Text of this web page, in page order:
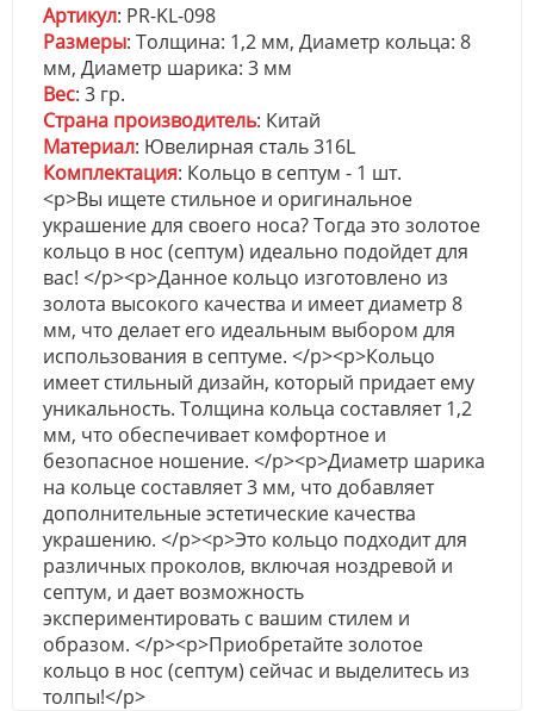
Артикул: PR-KL-098
Размеры: Толщина: 1,2 мм, Диаметр кольца: 8
мм, Диаметр шарика: 3 мм
Вес: 3 гр.
Страна производитель: Китай
Материал: Ювелирная сталь 316L
Комплектация: Кольцо в септум - 1 шт.
<p>Вы ищете стильное и оригинальное
украшение для своего носа? Тогда это золотое
кольцо в нос (септум) идеально подойдет для
вас! </p><p>Данное кольцо изготовлено из
золота высокого качества и имеет диаметр 8
мм, что делает его идеальным выбором для
использования в септуме. </p><p>Кольцо
имеет стильный дизайн, который придает ему
уникальность. Толщина кольца составляет 1,2
мм, что обеспечивает комфортное и
безопасное ношение. </p><p>Диаметр шарика
на кольце составляет 3 мм, что добавляет
дополнительные эстетические качества
украшению. </p><p>Это кольцо подходит для
различных проколов, включая ноздревой и
септум, и дает возможность
экспериментировать с вашим стилем и
образом. </p><p>Приобретайте золотое
кольцо в нос (септум) сейчас и выделитесь из
толпы!</p>